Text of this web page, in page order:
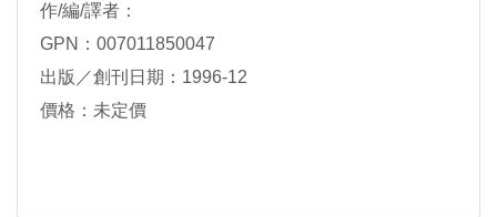
作/編/譯者：
GPN：007011850047
出版／創刊日期：1996-12
價格：未定價